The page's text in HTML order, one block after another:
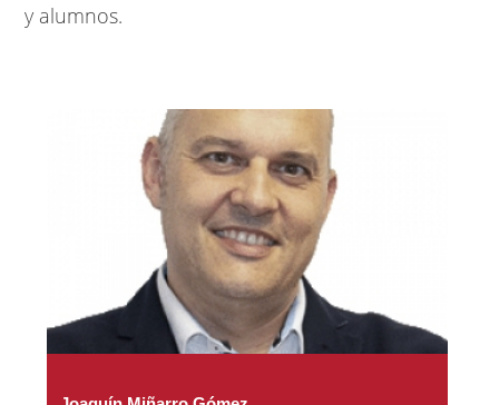
y alumnos.